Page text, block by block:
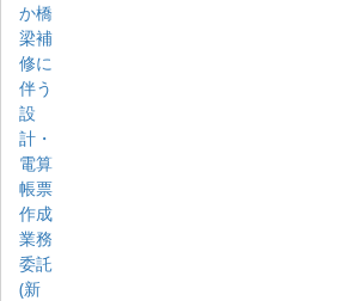
か橋
梁補
修に
伴う
設
計・
電算
帳票
作成
業務
委託
(新